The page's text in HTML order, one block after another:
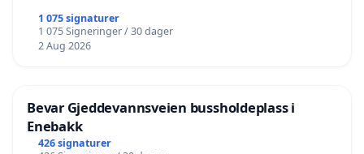
1 075 signaturer
1 075 Signeringer / 30 dager
2 Aug 2026
Bevar Gjeddevannsveien bussholdeplass i
Enebakk
426 signaturer